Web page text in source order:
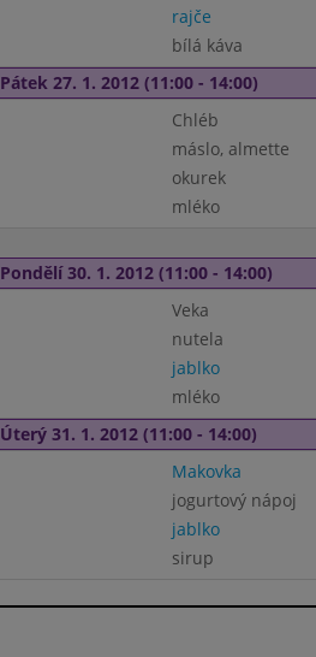
rajče
bílá káva
Pátek 27. 1. 2012 (11:00 - 14:00)
Chléb
máslo, almette
okurek
mléko
Pondělí 30. 1. 2012 (11:00 - 14:00)
Veka
nutela
jablko
mléko
Úterý 31. 1. 2012 (11:00 - 14:00)
Makovka
jogurtový nápoj
jablko
sirup